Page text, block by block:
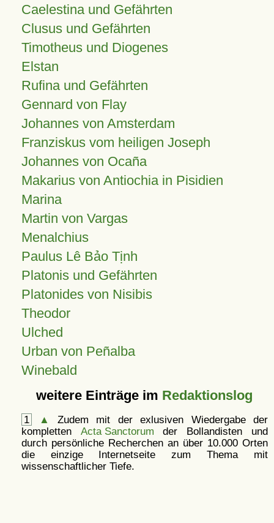
Caelestina und Gefährten
Clusus und Gefährten
Timotheus und Diogenes
Elstan
Rufina und Gefährten
Gennard von Flay
Johannes von Amsterdam
Franziskus vom heiligen Joseph
Johannes von Ocaña
Makarius von Antiochia in Pisidien
Marina
Martin von Vargas
Menalchius
Paulus Lê Bảo Tịnh
Platonis und Gefährten
Platonides von Nisibis
Theodor
Ulched
Urban von Peñalba
Winebald
weitere Einträge im Redaktionslog
1 ▲
Zudem mit der exlusiven Wiedergabe der
kompletten Acta Sanctorum der Bollandisten und
durch persönliche Recherchen an über 10.000 Orten
die einzige Internetseite zum Thema mit
wissenschaftlicher Tiefe.